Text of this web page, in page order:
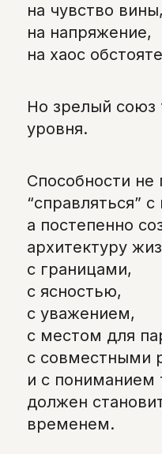
на чувство вины,
на напряжение,
на хаос
Но зрелый союз
уровня.
Способности не
“справляться”
а постепенно
архитектуру
с границами,
с ясностью,
с уважением,
с местом для
с совместными
и с пониманием
должен
временем.